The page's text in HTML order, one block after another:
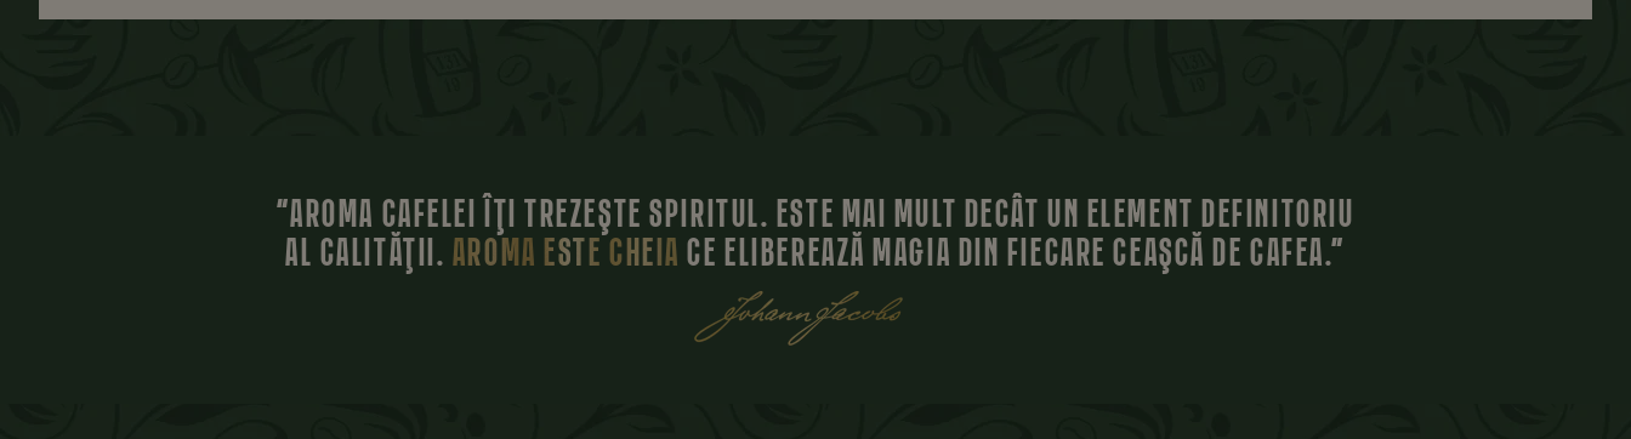
“AROMA CAFELEI ÎŢI TREZEŞTE SPIRITUL. ESTE MAI MULT DECÂT UN ELEMENT DEFINITORIU
AL CALITĂŢII. AROMA ESTE CHEIA CE ELIBEREAZĂ MAGIA DIN FIECARE CEAŞCĂ DE CAFEA.”